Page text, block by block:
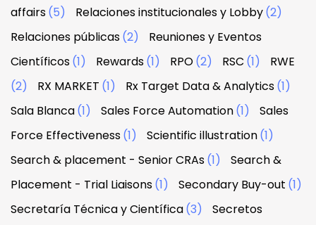
affairs(5) Relaciones institucionales y Lobby(2)
Relaciones públicas(2)
Reuniones y Eventos
Científicos(1) Rewards(1) RPO(2) RSC (1)
RWE
(2)
RX MARKET (1) Rx Target Data & Analytics(1)
Sala Blanca(1) Sales Force Automation(1)
Sales
Force Effectiveness(1) Scientific illustration(1)
Search & placement - Senior CRAs(1)
Search &
Placement - Trial Liaisons(1) Secondary Buy-out (1)
Secretaría Técnica y Científica(3)
Secretos